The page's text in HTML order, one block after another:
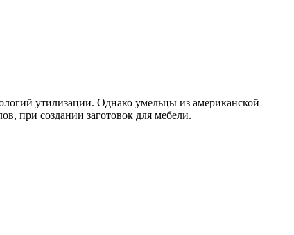
утилизации. Однако умельцы из американской
при создании заготовок для мебели.